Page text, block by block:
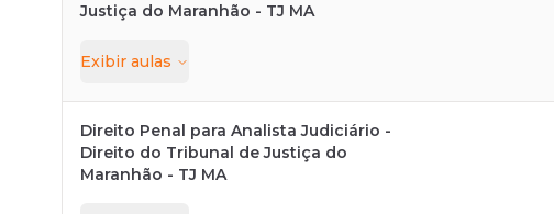
Justiça do Maranhão - TJ MA
Exibir aulas
Direito Penal para Analista Judiciário -
Direito do Tribunal de Justiça do
Maranhão - TJ MA